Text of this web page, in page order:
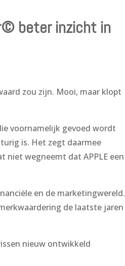
beter inzicht in
zou zijn. Mooi, maar klopt
voornamelijk gevoed wordt
is. Het zegt daarmee
niet wegneemt dat APPLE een
en de marketingwereld.
de laatste jaren
nieuw ontwikkeld